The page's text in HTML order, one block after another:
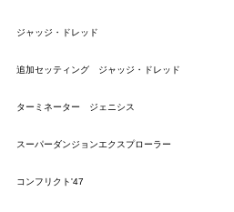
ジャッジ・ドレッド
追加セッティング ジャッジ・ドレッド
ターミネーター ジェニシス
スーパーダンジョンエクスプローラー
コンフリクト'47